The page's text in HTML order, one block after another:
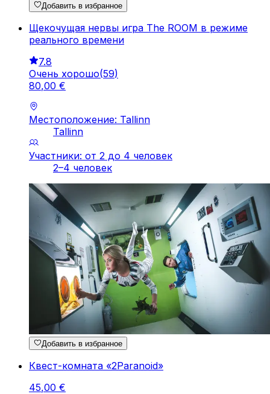
Добавить в избранное
Щекочущая нервы игра The ROOM в режиме
реального времени
7.8
Очень хорошо(59)
80,00 €
Местоположение: Tallinn
Tallinn
Участники: от 2 до 4 человек
2–4 человек
Добавить в избранное
Квест-комната «2Paranoid»
45,00 €